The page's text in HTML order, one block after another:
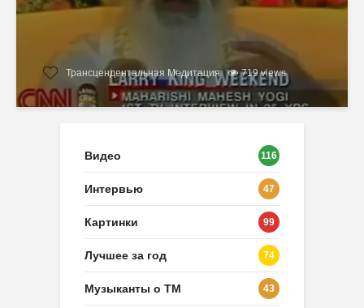
Трансцендентальная Медитация 719 views
Видео 116
Интервью 47
Картинки 99
Лучшее за год 74
Музыканты о ТМ 43